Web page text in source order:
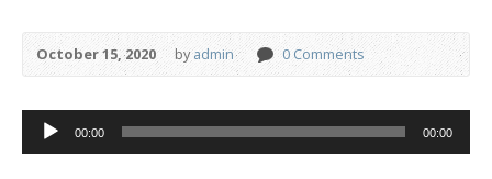
October 15, 2020 byadmin 0 Comments
Audio
Player
00:00 00:00